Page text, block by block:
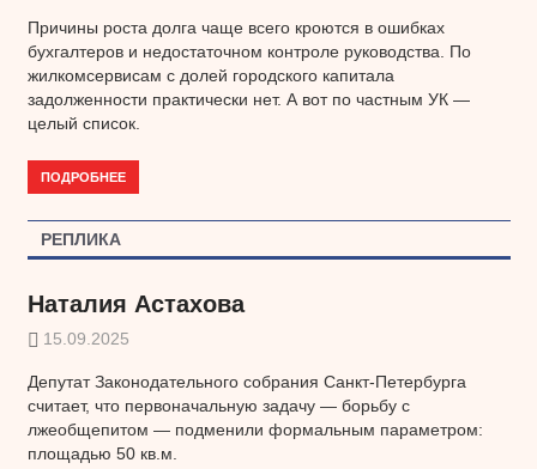
Причины роста долга чаще всего кроются в ошибках
бухгалтеров и недостаточном контроле руководства. По
жилкомсервисам с долей городского капитала
задолженности практически нет. А вот по частным УК —
целый список.
ПОДРОБНЕЕ
РЕПЛИКА
Наталия Астахова
15.09.2025
Депутат Законодательного собрания Санкт-Петербурга
считает, что первоначальную задачу — борьбу с
лжеобщепитом — подменили формальным параметром:
площадью 50 кв.м.